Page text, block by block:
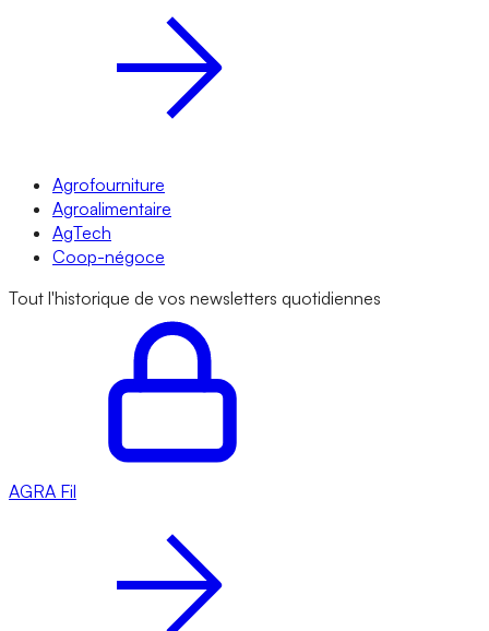
Agrofourniture
Agroalimentaire
AgTech
Coop-négoce
Tout l'historique de vos newsletters quotidiennes
AGRA Fil